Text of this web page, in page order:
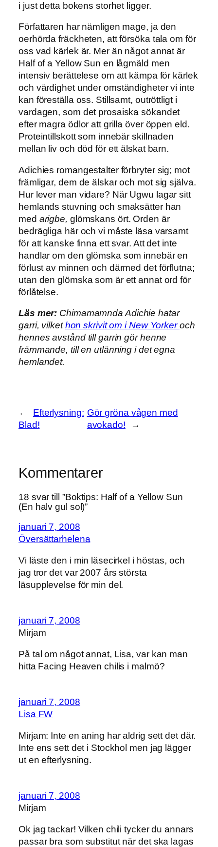
i just detta bokens storhet ligger.
Författaren har nämligen mage, ja den
oerhörda fräckheten, att försöka tala om för
oss vad kärlek är. Mer än något annat är
Half of a Yellow Sun en lågmäld men
intensiv berättelese om att kämpa för kärlek
och värdighet under omständigheter vi inte
kan föreställa oss. Stillsamt, outröttligt i
vardagen, som det prosaiska sökandet
efter magra ödlor att grilla över öppen eld.
Proteintillskott som innebär skillnaden
mellan liv och död för ett älskat barn.
Adichies romangestalter förbryter sig; mot
främligar, dem de älskar och mot sig själva.
Hur lever man vidare? När Ugwu lagar sitt
hemlands stuvning och smaksätter han
med arigbe, glömskans ört. Orden är
bedrägliga här och vi måste läsa varsamt
för att kanske finna ett svar. Att det inte
handlar om den glömska som innebär en
förlust av minnen och därmed det förflutna;
utan den glömska som är ett annat ord för
förlåtelse.
Läs mer: Chimamamnda Adichie hatar
garri, vilkethon skrivit om i New Yorkeroch
hennes avstånd till garrin gör henne
främmande, till en utlänning i det egna
hemlandet.
←
Efterlysning:
Blad!
Gör gröna vågen med
avokado!
→
Kommentarer
18 svar till ”Boktips: Half of a Yellow Sun
(En halv gul sol)”
januari 7, 2008
Översättarhelena
Vi läste den i min läsecirkel i höstas, och
jag tror det var 2007 års största
läsupplevelse för min del.
januari 7, 2008
Mirjam
På tal om något annat, Lisa, var kan man
hitta Facing Heaven chilis i malmö?
januari 7, 2008
Lisa FW
Mirjam: Inte en aning har aldrig sett det där.
Inte ens sett det i Stockhol men jag lägger
ut en efterlysning.
januari 7, 2008
Mirjam
Ok jag tackar! Vilken chili tycker du annars
passar bra som substitut när det ska lagas